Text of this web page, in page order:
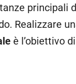
principali
Realizzare
è l’obiettivo